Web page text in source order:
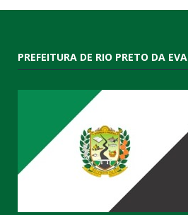
PREFEITURA DE RIO PRETO DA EVA